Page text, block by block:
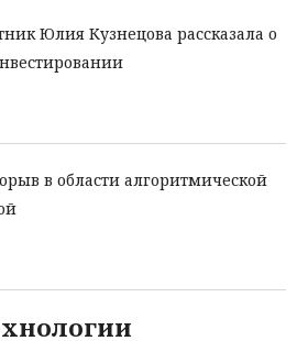
Юлия Кузнецова рассказала о
в области алгоритмической